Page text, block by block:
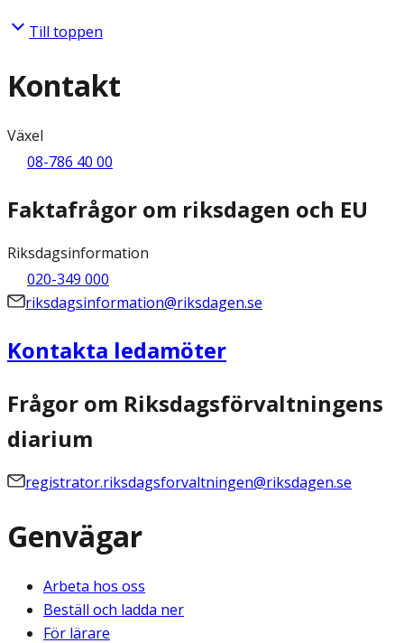
Till toppen
Kontakt
Växel
08-786 40 00
Faktafrågor om riksdagen och EU
Riksdagsinformation
020-349 000
riksdagsinformation@riksdagen.se
Kontakta ledamöter
Frågor om Riksdagsförvaltningens
diarium
registrator.riksdagsforvaltningen@riksdagen.se
Genvägar
Arbeta hos oss
Beställ och ladda ner
För lärare